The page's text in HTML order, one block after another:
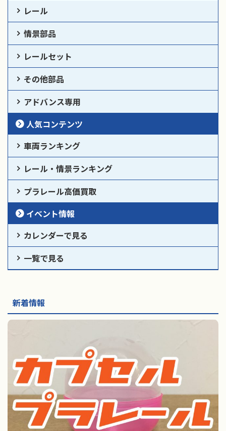
レール
情景部品
レールセット
その他部品
アドバンス専用
人気コンテンツ
車両ランキング
レール・情景ランキング
プラレール高価買取
イベント情報
カレンダーで見る
一覧で見る
新着情報